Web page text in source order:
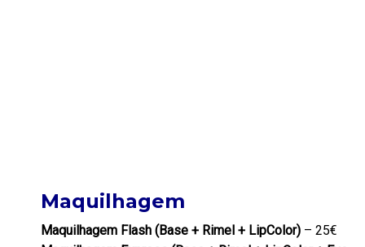
Maquilhagem
Maquilhagem Flash (Base + Rimel + LipColor) – 25€